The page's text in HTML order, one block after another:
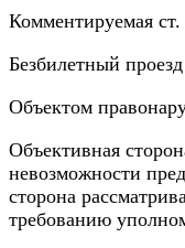
Комментируемая
Безбилетный
Объектом
Объективная
невозможности
сторона
требованию